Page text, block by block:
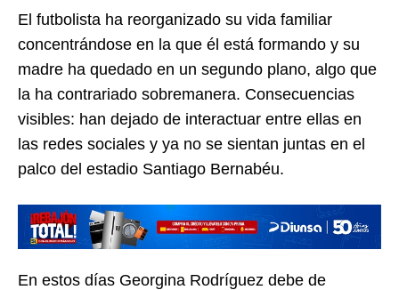
El futbolista ha reorganizado su vida familiar
concentrándose en la que él está formando y su
madre ha quedado en un segundo plano, algo que
la ha contrariado sobremanera. Consecuencias
visibles: han dejado de interactuar entre ellas en
las redes sociales y ya no se sientan juntas en el
palco del estadio Santiago Bernabéu.
En estos días Georgina Rodríguez debe de